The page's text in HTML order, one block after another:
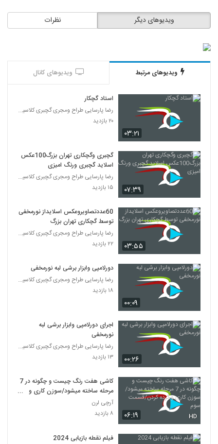
نظرات ویدیوهای دیگر
ویدیوهای مرتبط ویدیوهای کانال
۰۳:۲۱
استاد گچکار
رضا پارسایی طراح ومجری گچبری کلاسیک ۰۹۱۲۱۶۷۵۶۰۱
۲۰ بازدید
۰۷:۳۹
گچبری وگچکاری تهران بزرگ100عکس
اسلاید گچبری ورنگ امیزی
رضا پارسایی طراح ومجری گچبری کلاسیک ۰۹۱۲۱۶۷۵۶۰۱
۱۵ بازدید
۰۳:۵۵
60عددتصاویروعکس اسلایداز نورمخفی
توسط گچکاری تهران بزرگ
رضا پارسایی طراح ومجری گچبری کلاسیک ۰۹۱۲۱۶۷۵۶۰۱
۲۲ بازدید
۰۰:۰۹
دورلامپی وابزار برشی لبه نورمخفی
رضا پارسایی طراح ومجری گچبری کلاسیک ۰۹۱۲۱۶۷۵۶۰۱
۱۸ بازدید
۰۰:۲۶
اجرای دورلامپی وابزار برشی لبه
نورمخفی
رضا پارسایی طراح ومجری گچبری کلاسیک ۰۹۱۲۱۶۷۵۶۰۱
۱۳ بازدید
۰۶:۱۹ HD
کاشی هفت رنگ چیست و چگونه در 7
مرحله ساخته میشود/سوزن کاری و
گرده کردن/قسمت سوم
آرچی لرن
۸ بازدید
فیلم نقطه بازیابی 2024